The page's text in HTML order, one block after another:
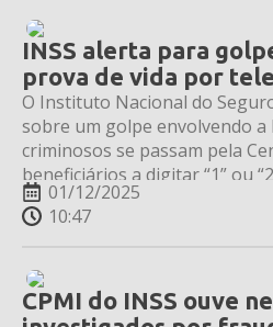
INSS alerta para
prova de vida por
O Instituto Nacional do
sobre um golpe envolvendo a
criminosos se passam pela
beneficiários a digitar “1” ou
01/12/2025
10:47
CPMI do INSS ouve